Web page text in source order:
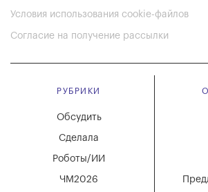
Условия использования cookie-файлов
Согласие на получение рассылки
РУБРИКИ
Обсудить
Сделала
Роботы/ИИ
ЧМ2026